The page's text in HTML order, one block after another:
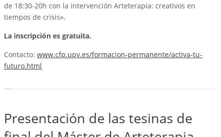
de 18:30-20h con la intervención Arteterapia: creativos en
tiempos de crisis».
La inscripción es gratuita.
Contacto: www.cfp.upv.es/formacion-permanente/activa-tu-
futuro.html
Presentación de las tesinas de